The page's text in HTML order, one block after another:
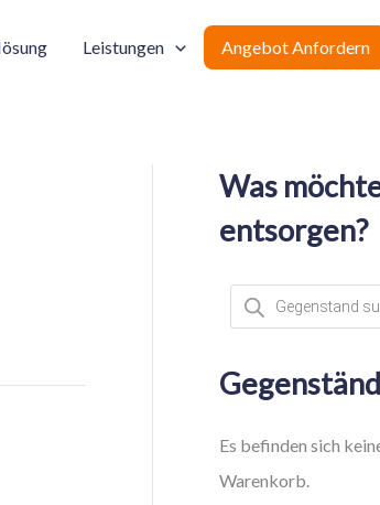
Leistungen Angebot Anfordern
Was
entsorgen?
P
d
c
t
e
a
r
c
Es befinden sich
Warenkorb.